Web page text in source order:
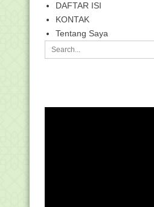
DAFTAR ISI
KONTAK
Tentang Saya